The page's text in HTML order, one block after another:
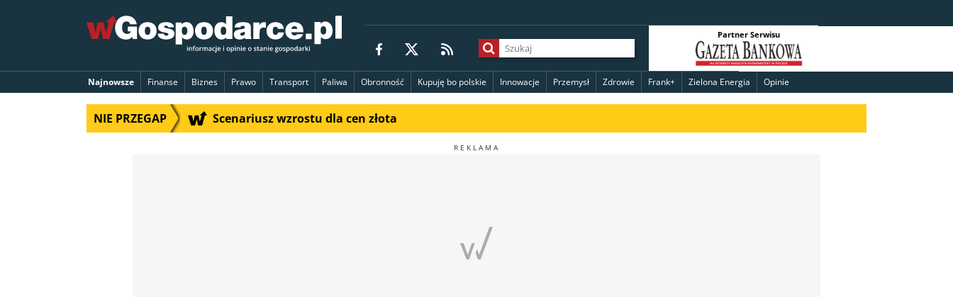
Partner Serwisu
Najnowsze Finanse Biznes Prawo Transport Paliwa Obronność Kupuję bo polskie Innowacje Przemysł Zdrowie Frank+ Zielona Energia Opinie
NIE PRZEGAP Scenariusz wzrostu dla cen złota